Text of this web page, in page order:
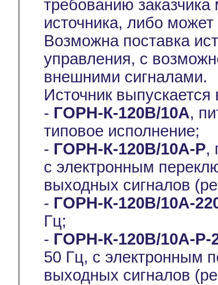
требованию
источника, либо
Возможна поставка
управления, с
внешними сигналами.
Источник
- ГОРН-К-120В/10А,
типовое исполнение;
- ГОРН-К-120В/10А-Р,
с электронным
выходных сигналов
- ГОРН-К-120В/10А-
Гц;
- ГОРН-К-120В/10А-Р-
50 Гц, с электронным
выходных сигналов